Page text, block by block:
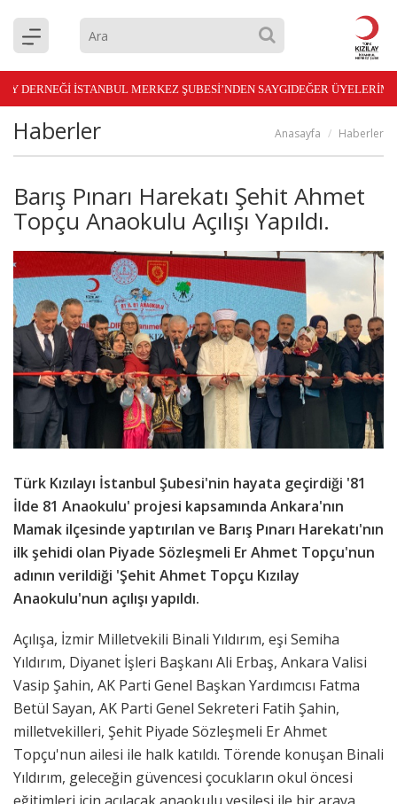
DERNEĞİ İSTANBUL MERKEZ ŞUBESİ’NDEN SAYGIDEĞER
Haberler Anasayfa Haberler
Barış Pınarı Harekatı Şehit Ahmet
Topçu Anaokulu Açılışı Yapıldı.
Türk Kızılayı İstanbul Şubesi'nin hayata geçirdiği '81
İlde 81 Anaokulu' projesi kapsamında Ankara'nın
Mamak ilçesinde yaptırılan ve Barış Pınarı Harekatı'nın
ilk şehidi olan Piyade Sözleşmeli Er Ahmet Topçu'nun
adının verildiği 'Şehit Ahmet Topçu Kızılay
Anaokulu'nun açılışı yapıldı.
Açılışa, İzmir Milletvekili Binali Yıldırım, eşi Semiha
Yıldırım, Diyanet İşleri Başkanı Ali Erbaş, Ankara Valisi
Vasip Şahin, AK Parti Genel Başkan Yardımcısı Fatma
Betül Sayan, AK Parti Genel Sekreteri Fatih Şahin,
milletvekilleri, Şehit Piyade Sözleşmeli Er Ahmet
Topçu'nun ailesi ile halk katıldı. Törende konuşan Binali
Yıldırım, geleceğin güvencesi çocukların okul öncesi